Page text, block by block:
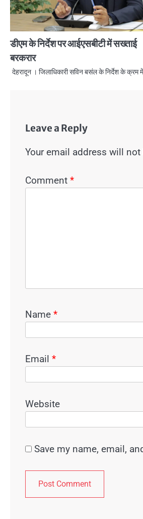
डीएम के निर्देश पर आईएसबीटी में सख्ताई
बरकरार
देहरादून । जिलाधिकारी सविन बसंल के निर्देश के क्रम
Leave a Reply
Your email address will
Comment *
Name *
Email *
Website
Save my name, email,